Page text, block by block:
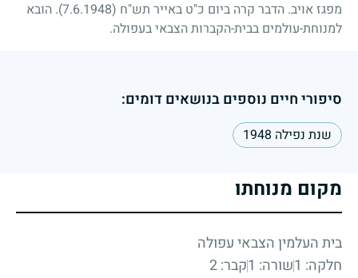
מפגז אויב. הדבר קרה ביום כ"ט באייר תש"ח (7.6.1948)
. הובא
למנוחת-עולמים בבית-הקברות הצבאי בעפולה.
סיפורי חיים נוספים בנושאים דומים:
שנת נפילה 1948
מקום מנוחתו
בית העלמין הצבאי עפולה
חלקה: 1
שורה: 1 קבר: 2